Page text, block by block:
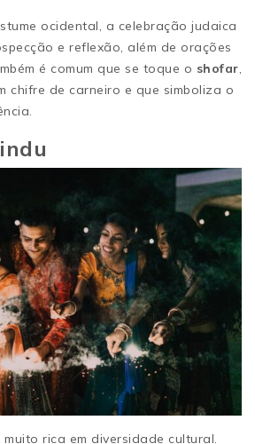
ocidental, a celebração judaica
e reflexão, além de orações
é comum que se toque o shofar,
chifre de carneiro e que simboliza o
rica em diversidade cultural.